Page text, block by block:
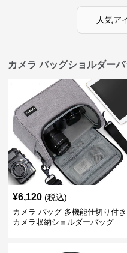
人気ア
カメラ バッグショルダー
¥6,120 (税込)
カメラ バッグ 多機能仕切り付き
カメラ収納ショルダーバッグ